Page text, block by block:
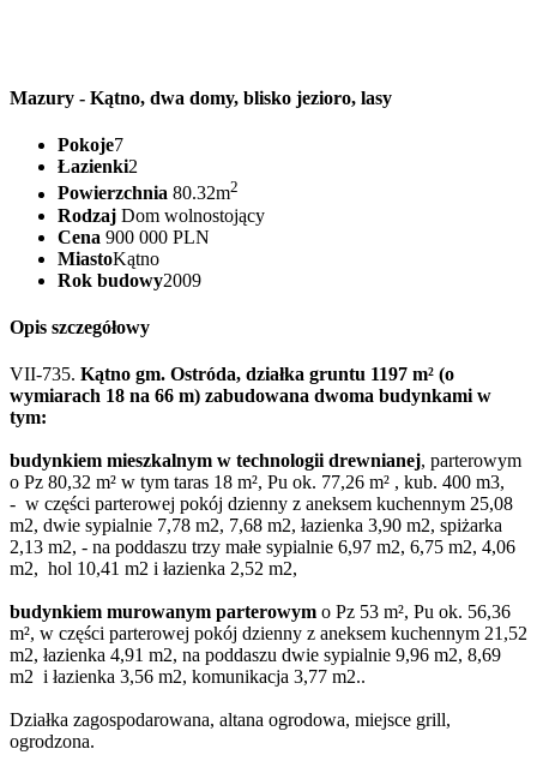
Mazury - Kątno, dwa domy, blisko jezioro, lasy
Pokoje7
Łazienki2
Powierzchnia 80.32m2
Rodzaj Dom wolnostojący
Cena 900 000 PLN
MiastoKątno
Rok budowy2009
Opis szczegółowy
VII-735. Kątno gm. Ostróda, działka gruntu 1197 m² (o
wymiarach 18 na 66 m) zabudowana dwoma budynkami w
tym:
budynkiem mieszkalnym w technologii drewnianej, parterowym
o Pz 80,32 m² w tym taras 18 m², Pu ok. 77,26 m² , kub. 400 m3,
- w części parterowej pokój dzienny z aneksem kuchennym 25,08
m2, dwie sypialnie 7,78 m2, 7,68 m2, łazienka 3,90 m2, spiżarka
2,13 m2, - na poddaszu trzy małe sypialnie 6,97 m2, 6,75 m2, 4,06
m2, hol 10,41 m2 i łazienka 2,52 m2,
budynkiem murowanym parterowym o Pz 53 m², Pu ok. 56,36
m², w części parterowej pokój dzienny z aneksem kuchennym 21,52
m2, łazienka 4,91 m2, na poddaszu dwie sypialnie 9,96 m2, 8,69
m2 i łazienka 3,56 m2, komunikacja 3,77 m2..
Działka zagospodarowana, altana ogrodowa, miejsce grill,
ogrodzona.